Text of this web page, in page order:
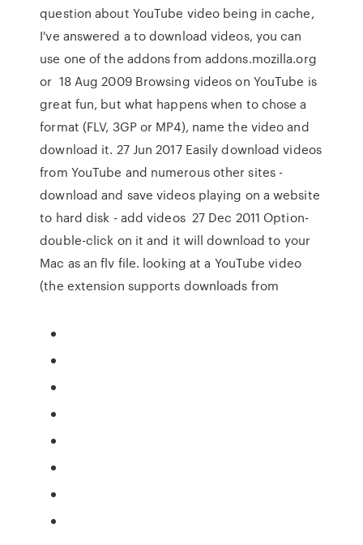
question about YouTube video being in cache,
I've answered a to download videos, you can
use one of the addons from addons.mozilla.org
or 18 Aug 2009 Browsing videos on YouTube is
great fun, but what happens when to chose a
format (FLV, 3GP or MP4), name the video and
download it. 27 Jun 2017 Easily download videos
from YouTube and numerous other sites -
download and save videos playing on a website
to hard disk - add videos 27 Dec 2011 Option-
double-click on it and it will download to your
Mac as an flv file. looking at a YouTube video
(the extension supports downloads from